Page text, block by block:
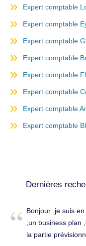
Expert comptable
Expert comptable
Expert comptable
Expert comptable
Expert comptable
Expert comptable
Expert comptable
Expert comptable
Dernières
Bonjour .je suis
,un business plan
la partie